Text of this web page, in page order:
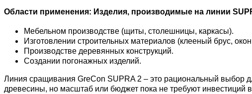
Области применения: Изделия, производимые на линии
Мебельном производстве (щиты, столешницы, каркасы).
Изготовлении строительных материалов (клееный брус,
Производстве деревянных конструкций.
Создании погонажных изделий.
Линия сращивания GreCon SUPRA 2 – это рациональный выбор
древесины, но масштаб или бюджет пока не требуют инвестиций